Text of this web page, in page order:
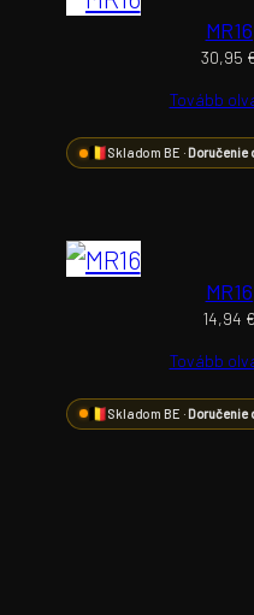
MR16
30,95
Tovább
Skladom BE ·Doručenie
MR16
14,94
Tovább
Skladom BE ·Doručenie